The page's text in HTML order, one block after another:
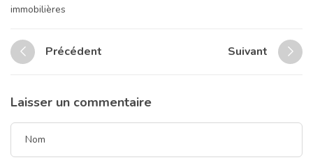
immobilières
Précédent Suivant
Laisser un commentaire